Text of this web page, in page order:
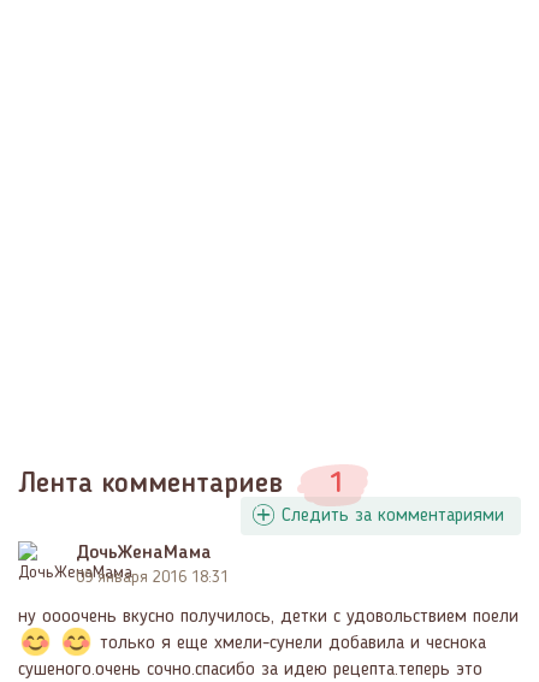
Лента комментариев 1
Следить за комментариями
ДочьЖенаМама
09 января 2016 18:31
ну оооочень вкусно получилось, детки с удовольствием поели
только я еще хмели-сунели добавила и чеснока
сушеного.очень сочно.спасибо за идею рецепта.теперь это